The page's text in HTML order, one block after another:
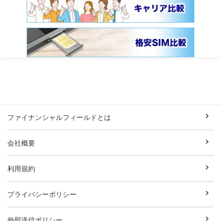
ファイナンシャルフィールドとは
会社概要
利用規約
プライバシーポリシー
外部送信ポリシー